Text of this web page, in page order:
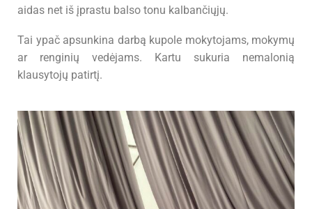
aidas net iš įprastu balso tonu kalbančiųjų.
Tai ypač apsunkina darbą kupole mokytojams, mokymų
ar renginių vedėjams. Kartu sukuria nemalonią
klausytojų patirtį.